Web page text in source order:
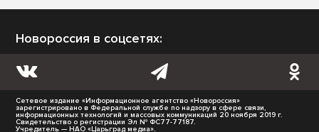
Новороссия в соцсетях:
Сетевое издание «Информационное агентство «Новороссия»
зарегистрировано в Федеральной службе по надзору в сфере связи,
информационных технологий и массовых коммуникаций 20 ноября 2019 г.
Свидетельство о регистрации Эл № ФС77-77187.
Учредитель — НАО «Царьград медиа».